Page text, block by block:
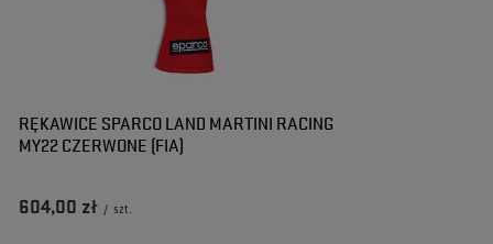
RĘKAWICE SPARCO LAND MARTINI RACING
MY22 CZERWONE (FIA)
604,00 zł / szt.